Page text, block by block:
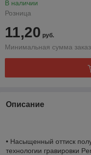
В наличии
Розница
11,20 руб.
Минимальная сумма
Описание
• Насыщенный оттиск
технологии гравировки